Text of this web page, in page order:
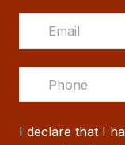
I declare that I